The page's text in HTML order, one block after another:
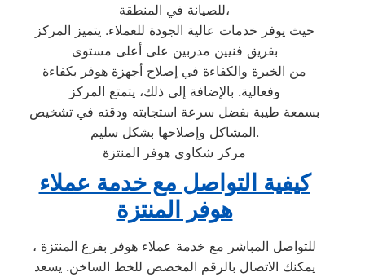
للصيانة في المنطقة،
حيث يوفر خدمات عالية الجودة للعملاء. يتميز المركز
بفريق فنيين مدربين على أعلى مستوى
من الخبرة والكفاءة في إصلاح أجهزة هوفر بكفاءة
وفعالية. بالإضافة إلى ذلك، يتمتع المركز
بسمعة طيبة بفضل سرعة استجابته ودقته في تشخيص
المشاكل وإصلاحها بشكل سليم.
مركز شكاوي هوفر المنتزة
كيفية التواصل مع خدمة عملاء
هوفر المنتزة
للتواصل المباشر مع خدمة عملاء هوفر بفرع المنتزة ،
يمكنك الاتصال بالرقم المخصص للخط الساخن. يسعد